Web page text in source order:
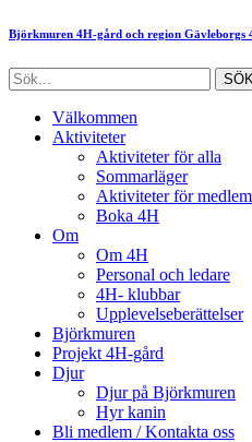
Björkmuren 4H-gård och region Gävleborgs
Välkommen
Aktiviteter
Aktiviteter för alla
Sommarläger
Aktiviteter för
Boka 4H
Om
Om 4H
Personal och ledare
4H- klubbar
Upplevelseberättelser
Björkmuren
Projekt 4H-gård
Djur
Djur på Björkmuren
Hyr kanin
Bli medlem / Kontakta oss